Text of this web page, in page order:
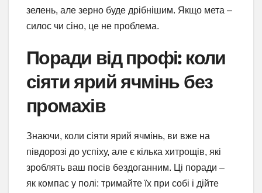
зелень, але зерно буде дрібнішим. Якщо мета –
силос чи сіно, це не проблема.
Поради від профі: коли
сіяти ярий ячмінь без
промахів
Знаючи, коли сіяти ярий ячмінь, ви вже на
півдорозі до успіху, але є кілька хитрощів, які
зроблять ваш посів бездоганним. Ці поради –
як компас у полі: тримайте їх при собі і дійте